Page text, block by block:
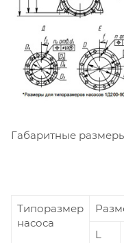
Габаритные
Типоразмер
насоса
L